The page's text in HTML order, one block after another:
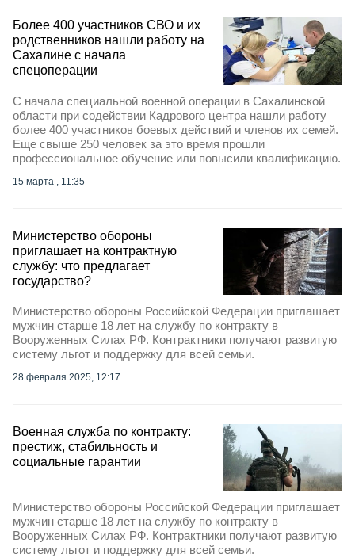
Более 400 участников СВО и их
родственников нашли работу на
Сахалине с начала
спецоперации
С начала специальной военной операции в Сахалинской
области при содействии Кадрового центра нашли работу
более 400 участников боевых действий и членов их семей.
Еще свыше 250 человек за это время прошли
профессиональное обучение или повысили квалификацию.
15 марта , 11:35
Министерство обороны
приглашает на контрактную
службу: что предлагает
государство?
Министерство обороны Российской Федерации приглашает
мужчин старше 18 лет на службу по контракту в
Вооруженных Силах РФ. Контрактники получают развитую
систему льгот и поддержку для всей семьи.
28 февраля 2025, 12:17
Военная служба по контракту:
престиж, стабильность и
социальные гарантии
Министерство обороны Российской Федерации приглашает
мужчин старше 18 лет на службу по контракту в
Вооруженных Силах РФ. Контрактники получают развитую
систему льгот и поддержку для всей семьи.